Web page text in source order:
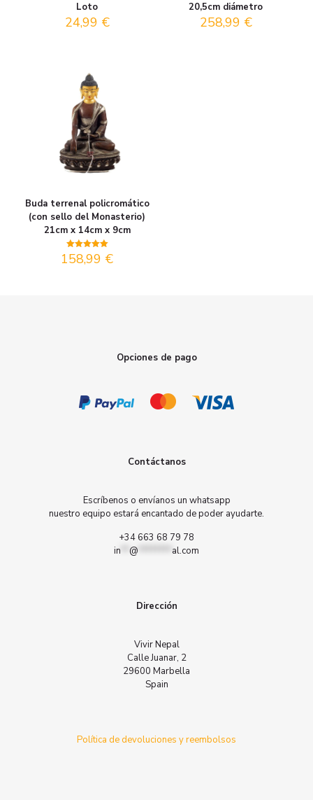
Loto
24,99 €
20,5cm diámetro
258,99 €
Buda terrenal policromático
(con sello del Monasterio)
21cm x 14cm x 9cm
Valorado
con
158,99 €
Opciones de pago
Contáctanos
Escríbenos o envíanos un whatsapp
nuestro equipo estará encantado de poder ayudarte.
+34 663 68 79 78
in
@ al.com
Dirección
Vivir Nepal
Calle Juanar, 2
29600 Marbella
Spain
Política de devoluciones y reembolsos